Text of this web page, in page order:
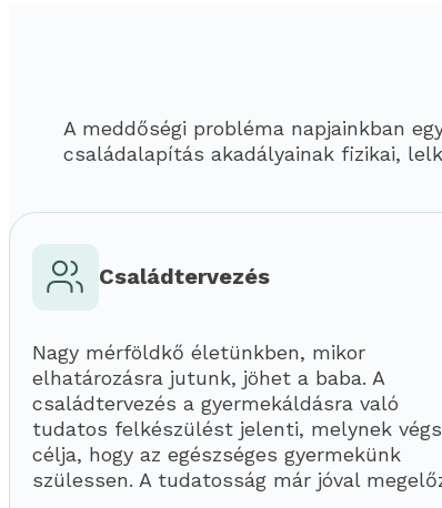
A meddőségi probléma napjainkban
családalapítás akadályainak fizikai,
Családtervezés
Nagy mérföldkő életünkben, mikor
elhatározásra jutunk, jöhet a baba. A
családtervezés a gyermekáldásra való
tudatos felkészülést jelenti, melynek
célja, hogy az egészséges gyermekünk
szülessen. A tudatosság már jóval